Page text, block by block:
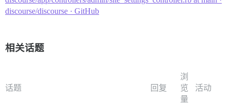
discourse/discourse · GitHub
相关话题
话题 回复
浏
览
量
活动